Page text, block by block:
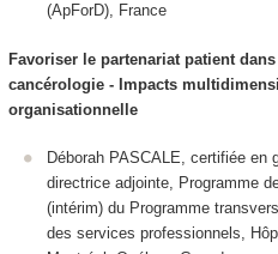
(ApForD), France
Favoriser le partenariat patient
cancérologie - Impacts
organisationnelle
Déborah PASCALE, certifiée en
directrice adjointe, Programme
(intérim) du Programme
des services professionnels,